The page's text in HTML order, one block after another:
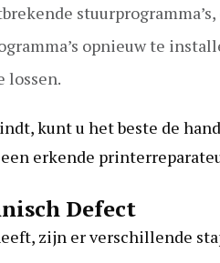
opnieuw te
lossen.
kunt u het beste de
erkende
Defect
zijn er verschillende